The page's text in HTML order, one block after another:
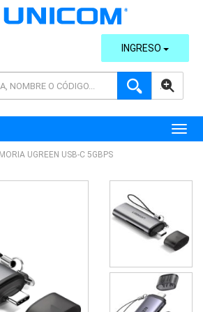
AVANZADA
INGRESO
UGREEN USB-C 5GBPS